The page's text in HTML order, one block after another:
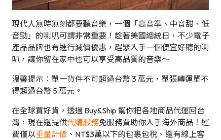
現代人無時無刻都要聽音樂，一個「高音準、中音甜、低
音勁」的喇叭可謂非常重要！趁著美國總統日，不少電子
產品品牌也有進行減價優惠，趕緊入手一個便宜好聽的喇
叭，讓你留在家中也可以享受高品質的音樂～
溫馨提示：單一貨件不可超過台幣 3 萬元，單張轉運單不
得超過台幣 5 萬元。
在全球買好貨，透過 Buy&Ship 幫你把各地商品代運回台
灣，現在還提供代購服務免服務費助你入手海外商品！運
費僅以重量計價 、NT$3萬以下的包裹包稅、還有線上客